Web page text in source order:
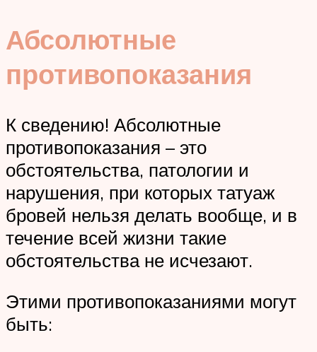
Абсолютные
противопоказания
К сведению! Абсолютные
противопоказания – это
обстоятельства, патологии и
нарушения, при которых татуаж
бровей нельзя делать вообще, и в
течение всей жизни такие
обстоятельства не исчезают.
Этими противопоказаниями могут
быть: